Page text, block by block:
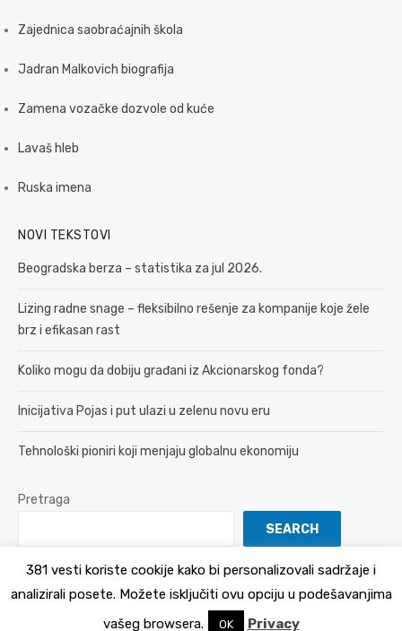
Zajednica saobraćajnih škola
Jadran Malkovich biografija
Zamena vozačke dozvole od kuće
Lavaš hleb
Ruska imena
NOVI TEKSTOVI
Beogradska berza – statistika za jul 2026.
Lizing radne snage – fleksibilno rešenje za kompanije koje žele
brz i efikasan rast
Koliko mogu da dobiju građani iz Akcionarskog fonda?
Inicijativa Pojas i put ulazi u zelenu novu eru
Tehnološki pioniri koji menjaju globalnu ekonomiju
Pretraga
SEARCH
Politika Privatnosti
381 vesti koriste cookije kako bi personalizovali sadržaje i
analizirali posete. Možete isključiti ovu opciju u podešavanjima
vašeg browsera.
OK Privacy